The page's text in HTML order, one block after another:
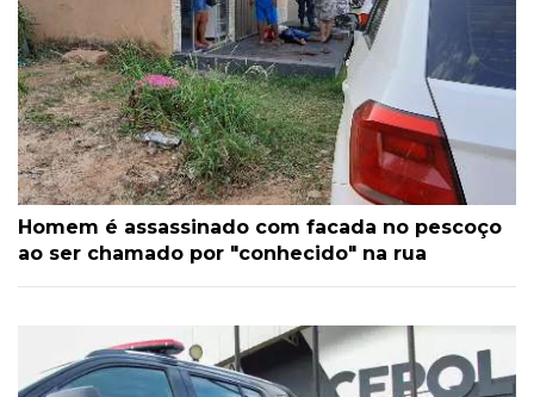
Homem é assassinado com facada no pescoço
ao ser chamado por "conhecido" na rua